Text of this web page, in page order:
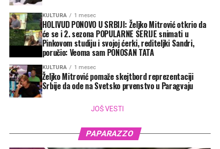
KULTURA 1 mesec
HOLIVUD PONOVO U SRBIJI: Željko Mitrović otkrio da
će se i 2. sezona POPULARNE SERIJE snimati u
Pinkovom studiju i svojoj ćerki, rediteljki Sandri,
poručio: Veoma sam PONOSAN TATA
KULTURA 1 mesec
Željko Mitrović pomaže skejtbord reprezentaciji
Srbije da ode na Svetsko prvenstvo u Paragvaju
JOŠ VESTI
PAPARAZZO